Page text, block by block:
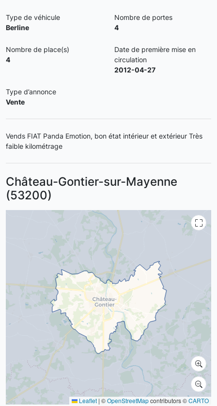
Type de véhicule
Berline
Nombre de portes
4
Nombre de place(s)
4
Date de première mise en
circulation
2012-04-27
Type d’annonce
Vente
Vends FIAT Panda Emotion, bon état intérieur et extérieur Très
faible kilométrage
Château-Gontier-sur-Mayenne
(53200)
Leaflet | ©OpenStreetMapcontributors ©CARTO